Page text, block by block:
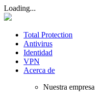
Loading...
Total Protection
Antivirus
Identidad
VPN
Acerca de
Nuestra empresa